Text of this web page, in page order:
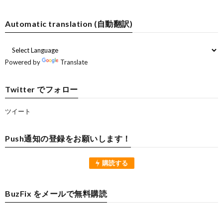
Automatic translation (自動翻訳)
Powered by Translate
Twitter でフォロー
ツイート
Push通知の登録をお願いします！
購読する
BuzFix をメールで無料購読